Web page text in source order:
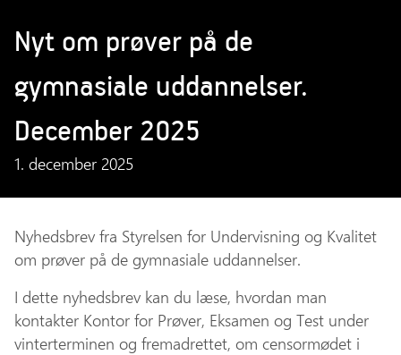
Nyt om prøver på de
gymnasiale uddannelser.
December 2025
1. december 2025
Nyhedsbrev fra Styrelsen for Undervisning og Kvalitet
om prøver på de gymnasiale uddannelser.
I dette nyhedsbrev kan du læse, hvordan man
kontakter Kontor for Prøver, Eksamen og Test under
vinterterminen og fremadrettet, om censormødet i